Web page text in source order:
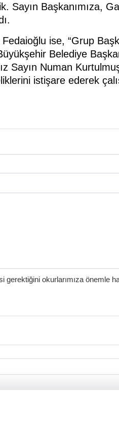
Sayın Başkanımıza,
ise, “Grup
Belediye
Sayın Numan
istişare ederek
okurlarımıza önemle